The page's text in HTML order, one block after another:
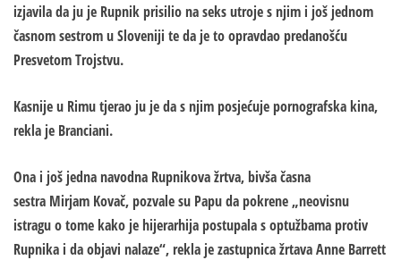
izjavila da ju je Rupnik prisilio na seks utroje s njim i još jednom
časnom sestrom u Sloveniji te da je to opravdao predanošću
Presvetom Trojstvu.
Kasnije u Rimu tjerao ju je da s njim posjećuje pornografska kina,
rekla je Branciani.
Ona i još jedna navodna Rupnikova žrtva, bivša časna
sestra Mirjam Kovač, pozvale su Papu da pokrene „neovisnu
istragu o tome kako je hijerarhija postupala s optužbama protiv
Rupnika i da objavi nalaze“, rekla je zastupnica žrtavaAnne Barrett